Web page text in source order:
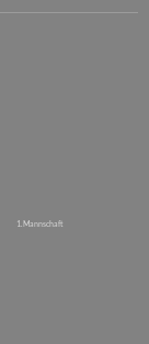
1. Mannschaft